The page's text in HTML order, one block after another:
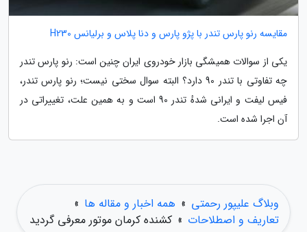
مقایسه رنو پارس تندر با پژو پارس و دنا پلاس و برلیانس H230
یکی از سوالات همیشگی بازار خودروی ایران چنین است: رنو پارس تندر
چه تفاوتی با تندر 90 دارد؟ البته سوال سختی نیست؛ رنو پارس تندر،
فیس لیفت و ایرانی شدهٔ تندر 90 است و به همین علت، تغییراتی در
آن اجرا شده است.
وبلاگ علیپور رحمتی » همه اخبار و مقاله ها »
تعاریف و اصطلاحات » کشنده کرمان موتور معرفی گردید